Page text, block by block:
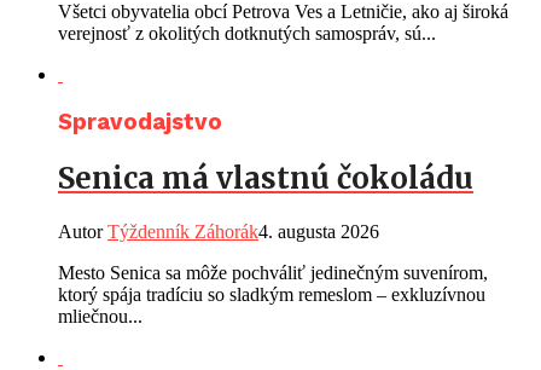
Všetci obyvatelia obcí Petrova Ves a Letničie, ako aj široká
verejnosť z okolitých dotknutých samospráv, sú...
Spravodajstvo
Senica má vlastnú čokoládu
AutorTýždenník Záhorák4. augusta 2026
Mesto Senica sa môže pochváliť jedinečným suvenírom,
ktorý spája tradíciu so sladkým remeslom – exkluzívnou
mliečnou...